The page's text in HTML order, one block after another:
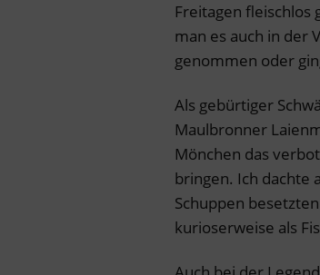
Freitagen fleischlos
man es auch in der
genommen oder
Als gebürtiger
Maulbronner
Mönchen das
bringen. Ich dachte
Schuppen
kurioserweise als